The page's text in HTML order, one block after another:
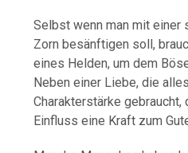
Selbst wenn man mit einer
Zorn besänftigen soll,
eines Helden, um dem
Neben einer Liebe, die
Charakterstärke gebraucht,
Einfluss eine Kraft zum